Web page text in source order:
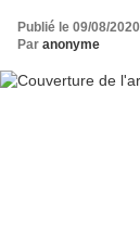
Publié le 09/08/
Par anonyme